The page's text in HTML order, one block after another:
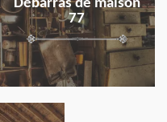
Débarras de maison
77